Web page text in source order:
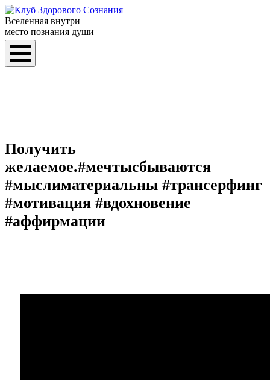
Вселенная внутри
место познания души
Получить
желаемое.#мечтысбываются
#мыслиматериальны #трансерфинг
#мотивация #вдохновение
#аффирмации